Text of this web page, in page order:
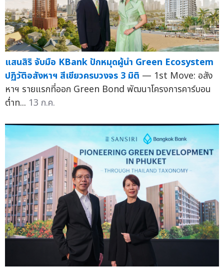
แสนสิริ จับมือ KBank ปักหมุดผู้นำ Green Ecosystem
ปฏิวัติอสังหาฯ สีเขียวครบวงจร 3 มิติ — 1st Move: อสัง
หาฯ รายแรกที่ออก Green Bond พัฒนาโครงการคาร์บอน
ต่ำท... 13 ก.ค.